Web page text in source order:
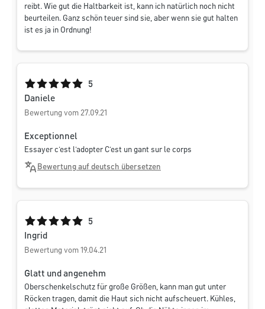
reibt. Wie gut die Haltbarkeit ist, kann ich natürlich noch nicht
beurteilen. Ganz schön teuer sind sie, aber wenn sie gut halten
ist es ja in Ordnung!
Durchschnittliche Bewertung von 5 von 5 Sternen
5
Daniele
Bewertung vom 27.09.21
Exceptionnel
Essayer c’est l’adopter C’est un gant sur le corps
Bewertung auf deutsch übersetzen
Durchschnittliche Bewertung von 5 von 5 Sternen
5
Ingrid
Bewertung vom 19.04.21
Glatt und angenehm
Oberschenkelschutz für große Größen, kann man gut unter
Röcken tragen, damit die Haut sich nicht aufscheuert. Kühles,